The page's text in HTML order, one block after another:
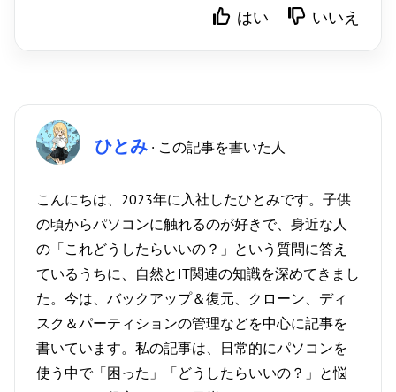
はい いいえ
ひとみ · この記事を書いた人
こんにちは、2023年に入社したひとみです。子供
の頃からパソコンに触れるのが好きで、身近な人
の「これどうしたらいいの？」という質問に答え
ているうちに、自然とIT関連の知識を深めてきまし
た。今は、バックアップ＆復元、クローン、ディ
スク＆パーティションの管理などを中心に記事を
書いています。私の記事は、日常的にパソコンを
使う中で「困った」「どうしたらいいの？」と悩